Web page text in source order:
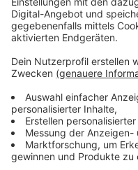
Dafür schlage ich
Einberufung einer
meiner Leitung vor.
Mitgliedern im
Personalvorschlag
(CDU-
Anzeige